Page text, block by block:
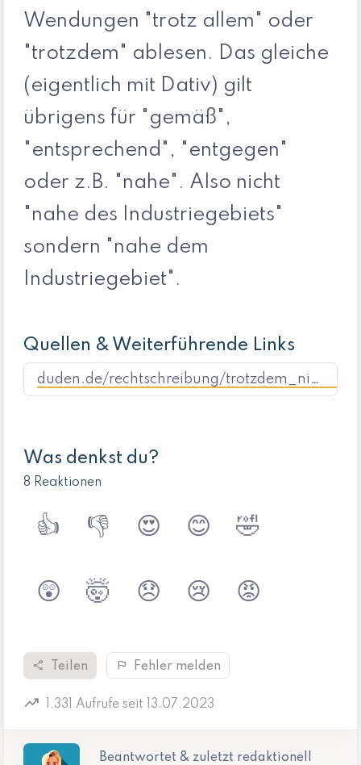
Wendungen "trotz allem" oder
"trotzdem" ablesen. Das gleiche
(eigentlich mit Dativ) gilt
übrigens für "gemäß",
"entsprechend", "entgegen"
oder z.B. "nahe". Also nicht
"nahe des Industriegebiets"
sondern "nahe dem
Industriegebiet".
Quellen & Weiterführende Links
duden.de/rechtschreibung/trotzdem_nichtsdestoweniger_dennoch
Was denkst du?
8 Reaktionen
👍 👎 😍 😊 🤣
😲 🤯 😞 😢 😡
share Teilen flag Fehler melden
trending_up 1.331 Aufrufe seit 13.07.2023
Beantwortet & zuletzt redaktionell